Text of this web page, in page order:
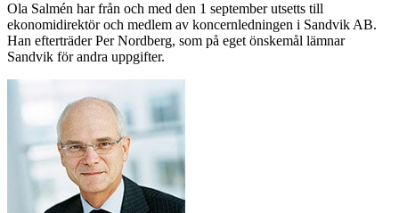
Ola Salmén har från och med den 1 september utsetts till
ekonomidirektör och medlem av koncernledningen i Sandvik AB.
Han efterträder Per Nordberg, som på eget önskemål lämnar
Sandvik för andra uppgifter.